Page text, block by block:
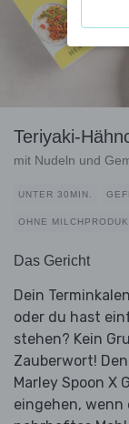
Teriyaki-
mit Nudeln und
UNTER 30MIN.
OHNE
Das Gericht
Dein
oder du hast
stehen? Kein
Zauberwort!
Marley Spoon X
eingehen, wenn